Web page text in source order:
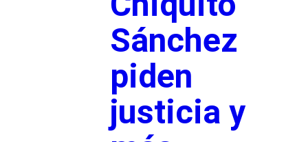
Sánchez
piden
justicia y